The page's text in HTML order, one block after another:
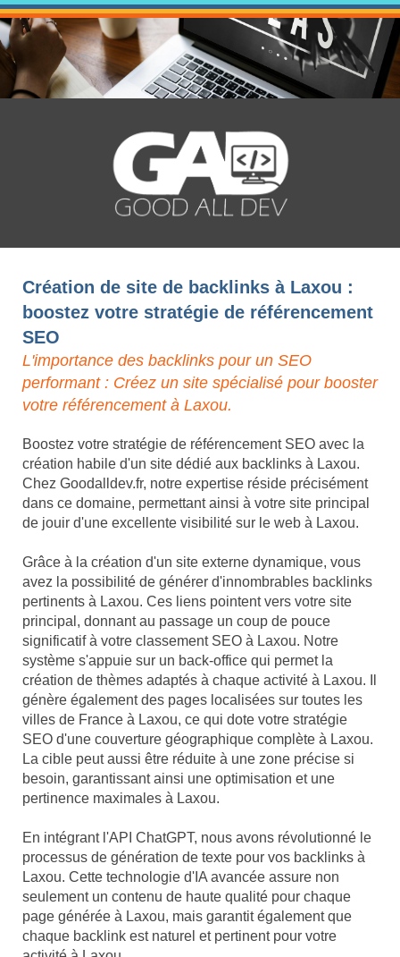
Création de site de backlinks à Laxou :
boostez votre stratégie de référencement
SEO
L'importance des backlinks pour un SEO
performant : Créez un site spécialisé pour booster
votre référencement à Laxou.
Boostez votre stratégie de référencement SEO avec la
création habile d'un site dédié aux backlinks à Laxou.
Chez Goodalldev.fr, notre expertise réside précisément
dans ce domaine, permettant ainsi à votre site principal
de jouir d'une excellente visibilité sur le web à Laxou.
Grâce à la création d'un site externe dynamique, vous
avez la possibilité de générer d'innombrables backlinks
pertinents à Laxou. Ces liens pointent vers votre site
principal, donnant au passage un coup de pouce
significatif à votre classement SEO à Laxou. Notre
système s'appuie sur un back-office qui permet la
création de thèmes adaptés à chaque activité à Laxou. Il
génère également des pages localisées sur toutes les
villes de France à Laxou, ce qui dote votre stratégie
SEO d'une couverture géographique complète à Laxou.
La cible peut aussi être réduite à une zone précise si
besoin, garantissant ainsi une optimisation et une
pertinence maximales à Laxou.
En intégrant l'API ChatGPT, nous avons révolutionné le
processus de génération de texte pour vos backlinks à
Laxou. Cette technologie d'IA avancée assure non
seulement un contenu de haute qualité pour chaque
page générée à Laxou, mais garantit également que
chaque backlink est naturel et pertinent pour votre